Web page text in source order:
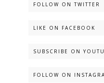
FOLLOW ON TWITTER
LIKE ON FACEBOOK
SUBSCRIBE ON
FOLLOW ON